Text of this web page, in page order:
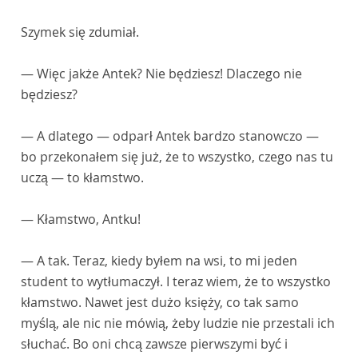
Szymek się zdumiał.
— Więc jakże Antek? Nie będziesz! Dlaczego nie
będziesz?
— A dlatego — odparł Antek bardzo stanowczo —
bo przekonałem się już, że to wszystko, czego nas tu
uczą — to kłamstwo.
— Kłamstwo, Antku!
— A tak. Teraz, kiedy byłem na wsi, to mi jeden
student to wytłumaczył. I teraz wiem, że to wszystko
kłamstwo. Nawet jest dużo księży, co tak samo
myślą, ale nic nie mówią, żeby ludzie nie przestali ich
słuchać. Bo oni chcą zawsze pierwszymi być i